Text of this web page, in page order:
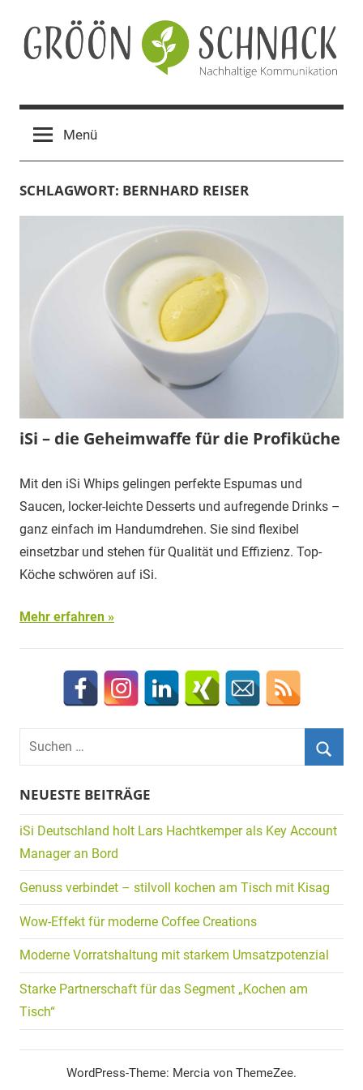
Inhalt
springen
Gröön
Schnack
Menü
SCHLAGWORT: BERNHARD REISER
iSi – die Geheimwaffe für die Profiküche
Mit den iSi Whips gelingen perfekte Espumas und
Saucen, locker-leichte Desserts und aufregende Drinks –
ganz einfach im Handumdrehen. Sie sind flexibel
einsetzbar und stehen für Qualität und Effizienz. Top-
Köche schwören auf iSi.
Mehr erfahren
Suchen
nach:
NEUESTE BEITRÄGE
iSi Deutschland holt Lars Hachtkemper als Key Account
Manager an Bord
Genuss verbindet – stilvoll kochen am Tisch mit Kisag
Wow-Effekt für moderne Coffee Creations
Moderne Vorratshaltung mit starkem Umsatzpotenzial
Starke Partnerschaft für das Segment „Kochen am
Tisch“
WordPress-Theme: Mercia von ThemeZee.